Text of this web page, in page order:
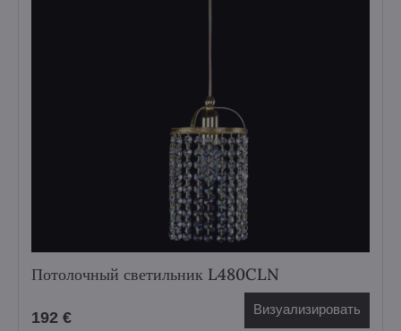
Потолочный светильник L480CLN
192 € Визуализировать